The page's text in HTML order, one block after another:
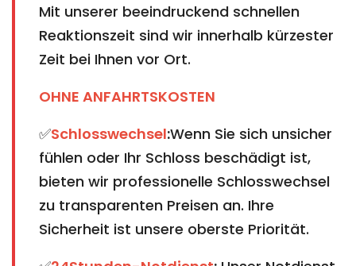
Mit unserer beeindruckend schnellen
Reaktionszeit sind wir innerhalb kürzester
Zeit bei Ihnen vor Ort.
OHNE ANFAHRTSKOSTEN
✅Schlosswechsel:Wenn Sie sich unsicher
fühlen oder Ihr Schloss beschädigt ist,
bieten wir professionelle Schlosswechsel
zu transparenten Preisen an. Ihre
Sicherheit ist unsere oberste Priorität.